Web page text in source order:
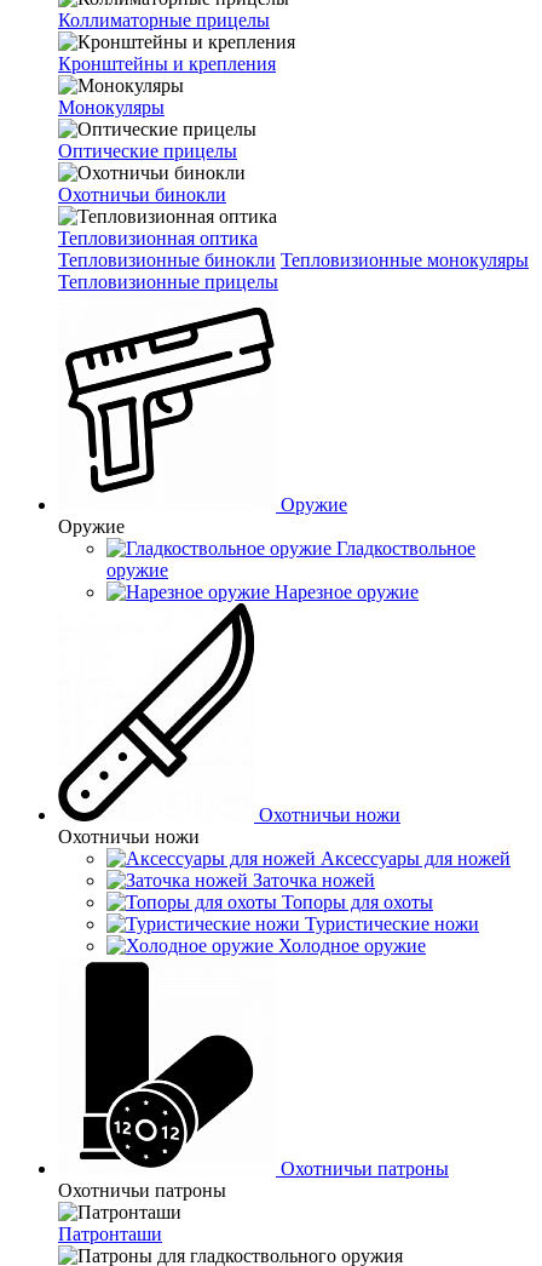
Коллиматорные прицелы
Кронштейны и крепления
Монокуляры
Оптические прицелы
Охотничьи бинокли
Тепловизионная оптика
Тепловизионные бинокли Тепловизионные монокуляры
Тепловизионные прицелы
Оружие
Оружие
Гладкоствольное
оружие
Нарезное оружие
Охотничьи ножи
Охотничьи ножи
Аксессуары для ножей
Заточка ножей
Топоры для охоты
Туристические ножи
Холодное оружие
Охотничьи патроны
Охотничьи патроны
Патронташи